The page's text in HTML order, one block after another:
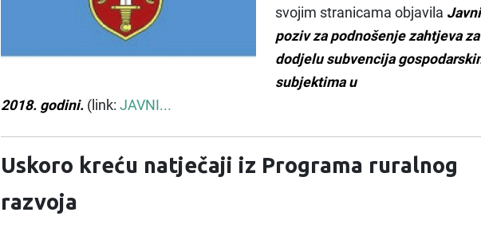
svojim stranicama objavila Javni
poziv za podnošenje zahtjeva za
dodjelu subvencija
subjektima u
2018. godini.(link: JAVNI...
Uskoro kreću natječaji iz Programa ruralnog
razvoja